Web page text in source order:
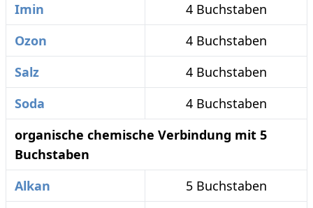
Imin
4 Buchstaben
Ozon
4 Buchstaben
Salz
4 Buchstaben
Soda
4 Buchstaben
organische chemische Verbindung mit 5
Buchstaben
Alkan
5 Buchstaben